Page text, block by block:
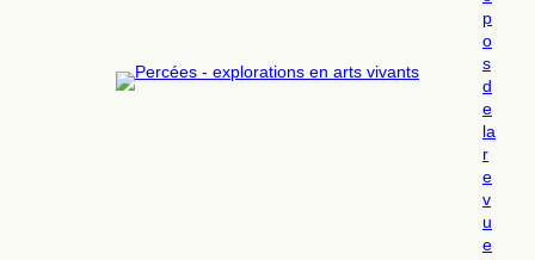
p
o
s
d
e
la
r
e
v
u
e